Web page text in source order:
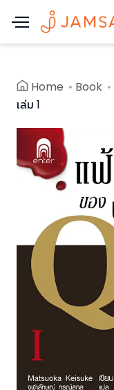
Home Book
เล่ม 1